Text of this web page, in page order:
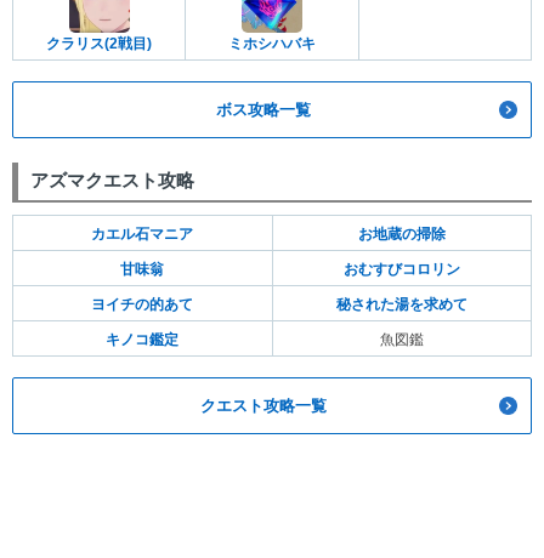
クラリス(2戦目) ミホシハバキ
ボス攻略一覧
アズマクエスト攻略
カエル石マニア お地蔵の掃除
甘味翁 おむすびコロリン
ヨイチの的あて 秘された湯を求めて
キノコ鑑定 魚図鑑
クエスト攻略一覧